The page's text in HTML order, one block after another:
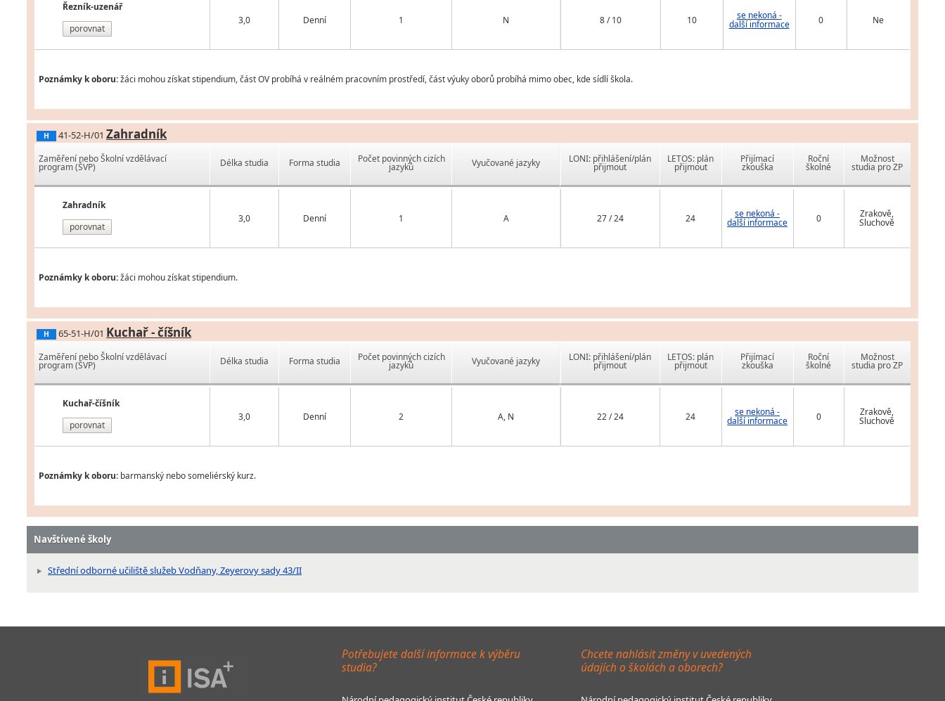
Řezník-uzenář
porovnat
3,0 Denní 1 N 8 / 10 10 se nekoná -
další informace 0 Ne
Poznámky k oboru:žáci mohou získat stipendium, část OV probíhá v reálném pracovním prostředí, část výuky oborů probíhá mimo obec, kde sídlí škola.
H 41-52-H/01 Zahradník
Zaměření nebo Školní vzdělávací
program (ŠVP)
Zahradník
porovnat
Délka studia Forma studia Počet povinných cizích
jazyků Vyučované jazyky
3,0 Denní 1 A
LONI: přihlášení/plán
přijmout
LETOS: plán
přijmout
Přijímací
zkouška
Roční
školné
Možnost
studia pro ZP
27 / 24 24 se nekoná -
další informace 0 Zrakově,
Sluchově
Poznámky k oboru:žáci mohou získat stipendium.
H 65-51-H/01 Kuchař - číšník
Zaměření nebo Školní vzdělávací
program (ŠVP)
Kuchař-číšník
porovnat
Délka studia Forma studia Počet povinných cizích
jazyků Vyučované jazyky
3,0 Denní 2 A, N
LONI: přihlášení/plán
přijmout
LETOS: plán
přijmout
Přijímací
zkouška
Roční
školné
Možnost
studia pro ZP
22 / 24 24 se nekoná -
další informace 0 Zrakově,
Sluchově
Poznámky k oboru: barmanský nebo someliérský kurz.
Navštívené školy
Střední odborné učiliště služeb Vodňany, Zeyerovy sady 43/II
Potřebujete další informace k výběru
studia?
Chcete nahlásit změny v uvedených
údajích o školách a oborech?